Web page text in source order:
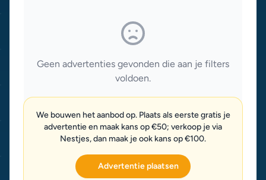
Geen advertenties gevonden die aan je filters
voldoen.
We bouwen het aanbod op. Plaats als eerste gratis je
advertentie en maak kans op €50; verkoop je via
Nestjes, dan maak je ook kans op €100.
Advertentie plaatsen